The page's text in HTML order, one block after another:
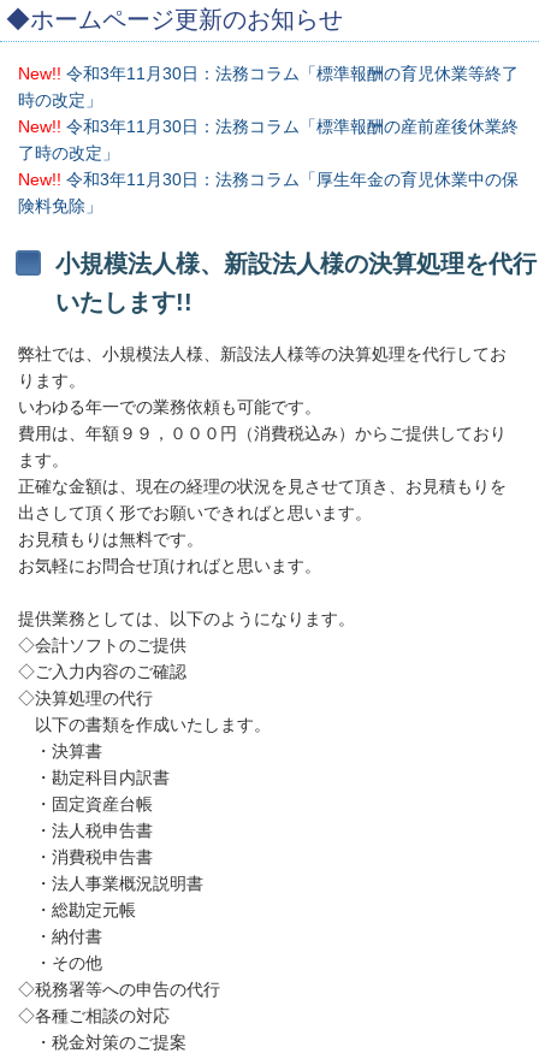
◆ホームページ更新のお知らせ
New!! 令和3年11月30日：法務コラム「標準報酬の育児休業等終了
時の改定」
New!! 令和3年11月30日：法務コラム「標準報酬の産前産後休業終
了時の改定」
New!! 令和3年11月30日：法務コラム「厚生年金の育児休業中の保
険料免除」
小規模法人様、新設法人様の決算処理を代行
いたします!!
弊社では、小規模法人様、新設法人様等の決算処理を代行してお
ります。
いわゆる年一での業務依頼も可能です。
費用は、年額９９，０００円（消費税込み）からご提供しており
ます。
正確な金額は、現在の経理の状況を見させて頂き、お見積もりを
出さして頂く形でお願いできればと思います。
お見積もりは無料です。
お気軽にお問合せ頂ければと思います。
提供業務としては、以下のようになります。
◇会計ソフトのご提供
◇ご入力内容のご確認
◇決算処理の代行
以下の書類を作成いたします。
・決算書
・勘定科目内訳書
・固定資産台帳
・法人税申告書
・消費税申告書
・法人事業概況説明書
・総勘定元帳
・納付書
・その他
◇税務署等への申告の代行
◇各種ご相談の対応
・税金対策のご提案